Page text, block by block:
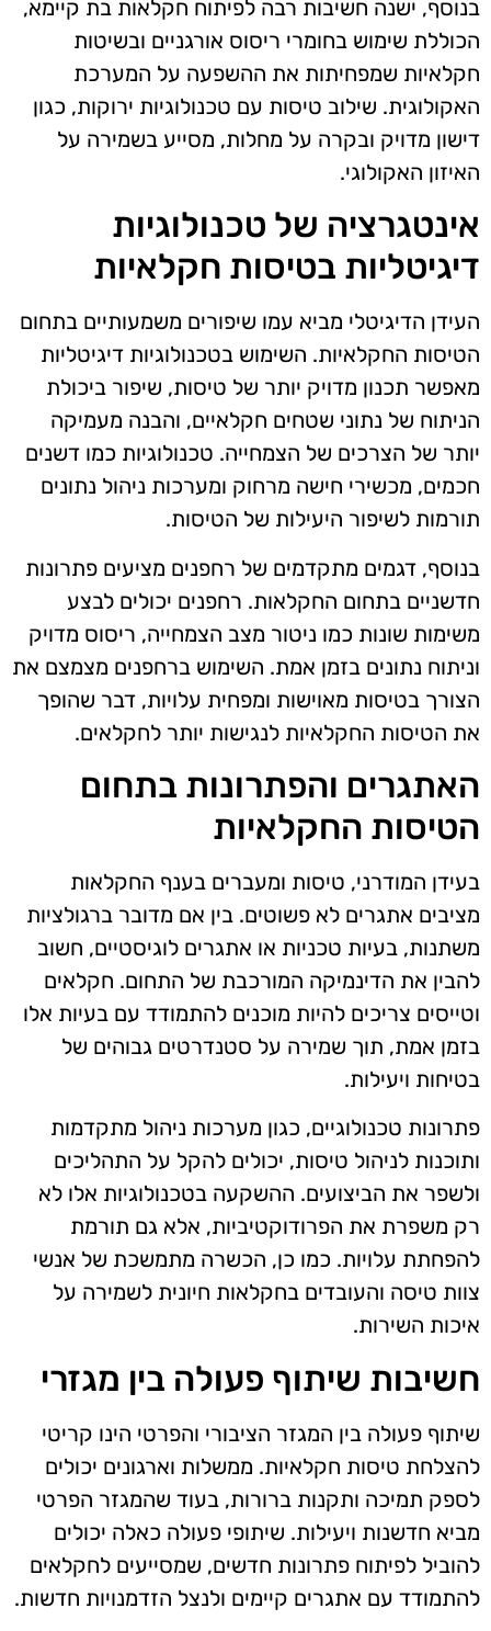
בנוסף, ישנה חשיבות רבה לפיתוח חקלאות בת קיימא,
הכוללת שימוש בחומרי ריסוס אורגניים ובשיטות
חקלאיות שמפחיתות את ההשפעה על המערכת
האקולוגית. שילוב טיסות עם טכנולוגיות ירוקות, כגון
דישון מדויק ובקרה על מחלות, מסייע בשמירה על
האיזון האקולוגי.
אינטגרציה של טכנולוגיות
דיגיטליות בטיסות חקלאיות
העידן הדיגיטלי מביא עמו שיפורים משמעותיים בתחום
הטיסות החקלאיות. השימוש בטכנולוגיות דיגיטליות
מאפשר תכנון מדויק יותר של טיסות, שיפור ביכולת
הניתוח של נתוני שטחים חקלאיים, והבנה מעמיקה
יותר של הצרכים של הצמחייה. טכנולוגיות כמו דשנים
חכמים, מכשירי חישה מרחוק ומערכות ניהול נתונים
תורמות לשיפור היעילות של הטיסות.
בנוסף, דגמים מתקדמים של רחפנים מציעים פתרונות
חדשניים בתחום החקלאות. רחפנים יכולים לבצע
משימות שונות כמו ניטור מצב הצמחייה, ריסוס מדויק
וניתוח נתונים בזמן אמת. השימוש ברחפנים מצמצם את
הצורך בטיסות מאוישות ומפחית עלויות, דבר שהופך
את הטיסות החקלאיות לנגישות יותר לחקלאים.
האתגרים והפתרונות בתחום
הטיסות החקלאיות
בעידן המודרני, טיסות ומעברים בענף החקלאות
מציבים אתגרים לא פשוטים. בין אם מדובר ברגולציות
משתנות, בעיות טכניות או אתגרים לוגיסטיים, חשוב
להבין את הדינמיקה המורכבת של התחום. חקלאים
וטייסים צריכים להיות מוכנים להתמודד עם בעיות אלו
בזמן אמת, תוך שמירה על סטנדרטים גבוהים של
בטיחות ויעילות.
פתרונות טכנולוגיים, כגון מערכות ניהול מתקדמות
ותוכנות לניהול טיסות, יכולים להקל על התהליכים
ולשפר את הביצועים. ההשקעה בטכנולוגיות אלו לא
רק משפרת את הפרודוקטיביות, אלא גם תורמת
להפחתת עלויות. כמו כן, הכשרה מתמשכת של אנשי
צוות טיסה והעובדים בחקלאות חיונית לשמירה על
איכות השירות.
חשיבות שיתוף פעולה בין מגזרי
שיתוף פעולה בין המגזר הציבורי והפרטי הינו קריטי
להצלחת טיסות חקלאיות. ממשלות וארגונים יכולים
לספק תמיכה ותקנות ברורות, בעוד שהמגזר הפרטי
מביא חדשנות ויעילות. שיתופי פעולה כאלה יכולים
להוביל לפיתוח פתרונות חדשים, שמסייעים לחקלאים
להתמודד עם אתגרים קיימים ולנצל הזדמנויות חדשות.